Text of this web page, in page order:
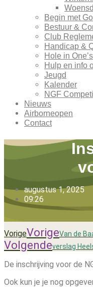
Begin met
Bestuur &
Club
Handicap &
Hole in
Hulp en info
Jeugd
Kalender
NGF
Nieuws
Airborneopen
Contact
augustus 1, 2025
09:26
VorigeVorigeVan de
Volgendeverslag
De inschrijving voor de
Ook kun je je nog